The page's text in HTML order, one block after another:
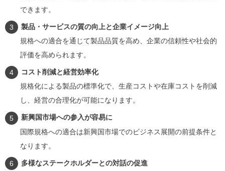
できます。
製品・サービスの質の向上と企業イメージ向上
規格への適合を通じて製品品質を高め、企業の信頼性や社会的
評価を高められます。
コスト削減と経営効率化
規格化による製品の標準化で、生産コストや在庫コストを削減
し、経営の合理化が可能になります。
新興国市場への参入が容易に
国際規格への適合は新興国市場でのビジネス展開の前提条件と
なります。
多様なステークホルダーとの対話の促進